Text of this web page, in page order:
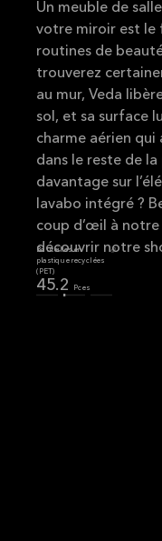
Bouteilles en
plastique recyclées
(PET)
45.2 Pces
Un meuble de
votre miroir est le
routines de
trouverez
au mur, Veda
sol, et sa surface
charme aérien qui
dans le reste de
davantage sur
lavabo intégré ?
coup d’œil à
découvrir notre